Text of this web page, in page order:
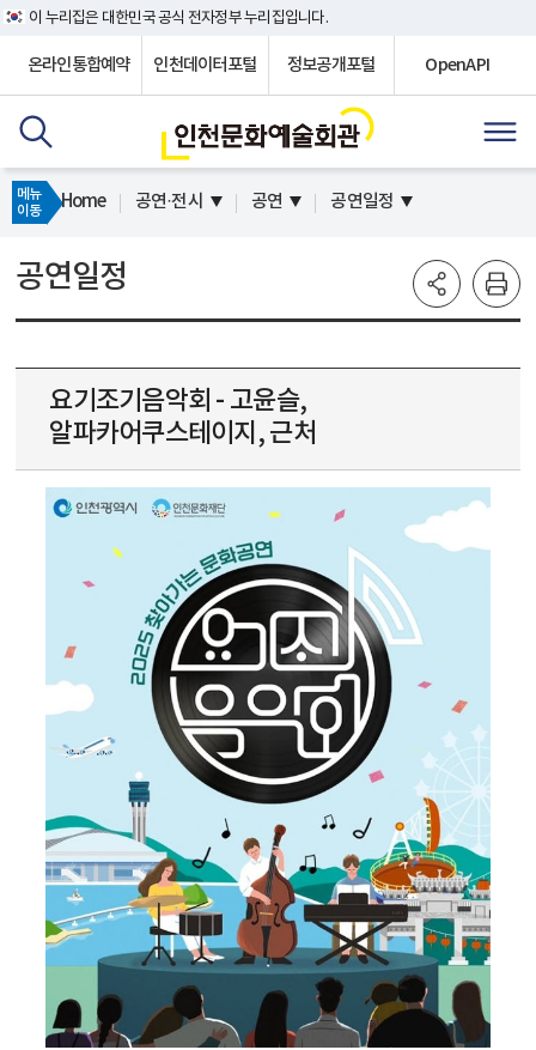
이 누리집은 대한민국 공식 전자정부 누리집입니다.
온라인통합예약 인천데이터포털 정보공개포털 OpenAPI
메뉴
이동
Home 공연·전시 공연 공연일정
공연일정
요기조기음악회 - 고윤슬,
알파카어쿠스테이지, 근처